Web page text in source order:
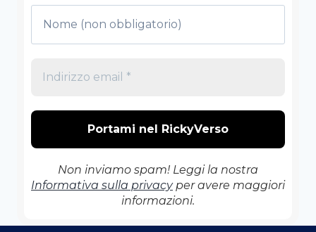
Non inviamo spam! Leggi la nostra
Informativa sulla privacyper avere maggiori
informazioni.